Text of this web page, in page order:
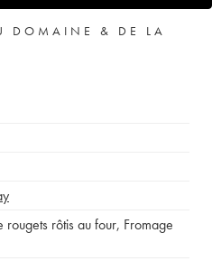
DOMAINE & DE LA
rougets rôtis au four, Fromage